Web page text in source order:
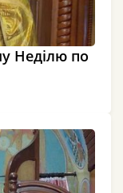
Неділю по